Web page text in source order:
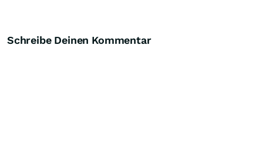
Schreibe Deinen Kommentar